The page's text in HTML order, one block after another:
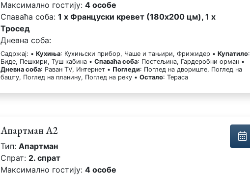
Максимално гостију:4 особе
Спаваћа соба:1 x Француски кревет (180x200 цм), 1 x
Тросед
Дневна соба:
Садржај: •Кухиња: Кухињски прибор, Чаше и тањири, Фрижидер •Купатило:
Биде, Пешкири, Туш кабина •Спаваћа соба: Постељина, Гардеробни орман •
Дневна соба: Раван TV, Интернет • Погледи: Поглед на двориште, Поглед на
башту, Поглед на планину, Поглед на реку •Остало: Тераса
Апартман А2
Тип:Апартман
Спрат: 2. спрат
Максимално гостију:4 особе